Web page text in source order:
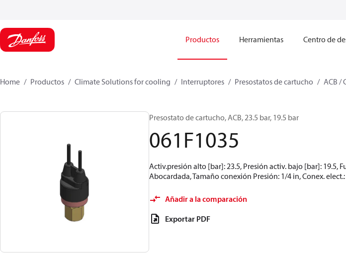
Productos Herramientas Centro de
Home Productos Climate Solutions for cooling Interruptores Presostatos de cartucho ACB /
Presostato de cartucho, ACB, 23.5 bar, 19.5 bar
061F1035
Activ.presión alto [bar]: 23.5, Presión activ. bajo [bar]: 19.5,
Abocardada, Tamaño conexión Presión: 1/4 in, Conex.
Añadir a la comparación
Exportar PDF